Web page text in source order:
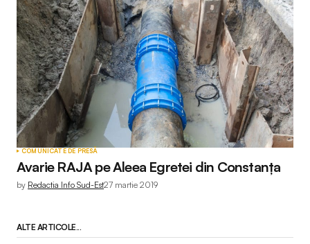
COMUNICATE DE PRESĂ
Avarie RAJA pe Aleea Egretei din Constanța
by Redactia Info Sud-Est27 martie 2019
ALTE ARTICOLE...